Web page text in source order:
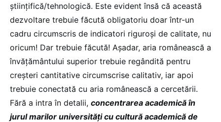
științifică/tehnologică. Este evident însă că această
dezvoltare trebuie făcută obligatoriu doar într-un
cadru circumscris de indicatori riguroși de calitate, nu
oricum! Dar trebuie făcută! Așadar, aria românească a
învățământului superior trebuie regândită pentru
creșteri cantitative circumscrise calitativ, iar apoi
trebuie conectată cu aria românească a cercetării.
Fără a intra în detalii, concentrarea academică în
jurul marilor universități cu cultură academică de